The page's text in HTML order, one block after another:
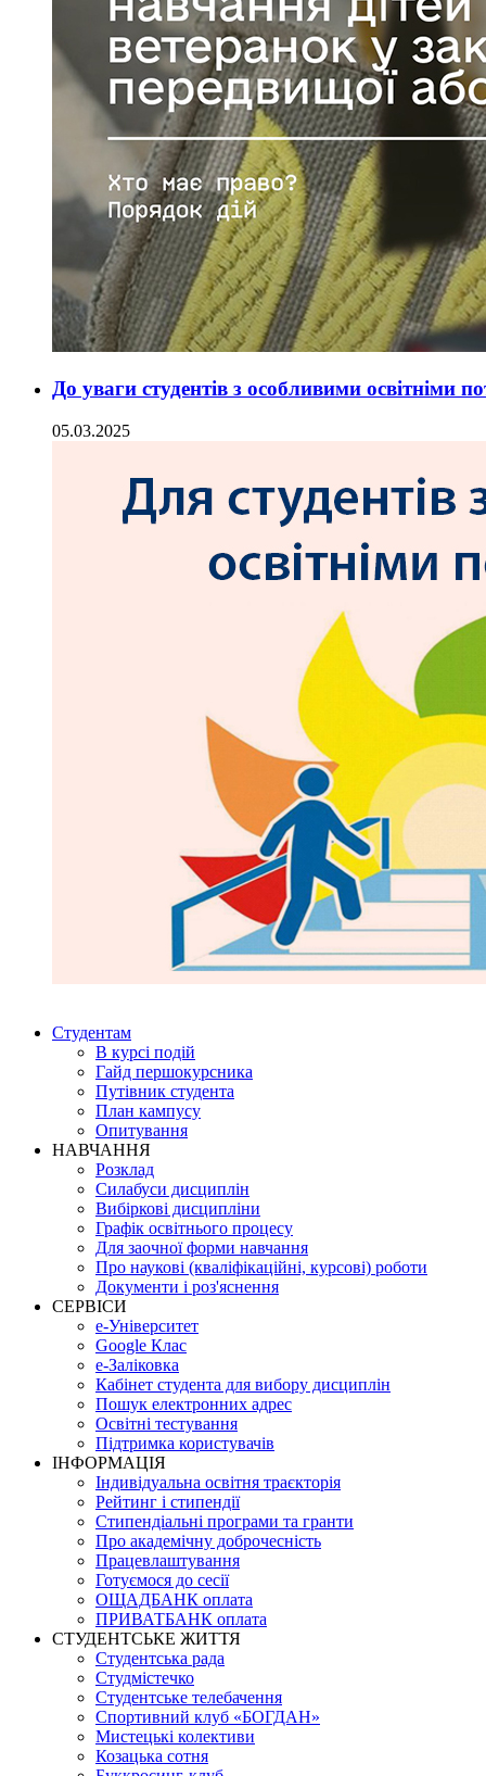
До уваги студентів з особливими освітніми
05.03.2025
Студентам
В курсі подій
Гайд першокурсника
Путівник студента
План кампусу
Опитування
НАВЧАННЯ
Розклад
Силабуси дисциплін
Вибіркові дисципліни
Графік освітнього процесу
Для заочної форми навчання
Про наукові (кваліфікаційні, курсові) роботи
Документи і роз'яснення
СЕРВІСИ
е-Університет
Google Клас
е-Заліковка
Кабінет студента для вибору дисциплін
Пошук електронних адрес
Освітні тестування
Підтримка користувачів
ІНФОРМАЦІЯ
Індивідуальна освітня траєкторія
Рейтинг і стипендії
Стипендіальні програми та гранти
Про академічну доброчесність
Працевлаштування
Готуємося до сесії
ОЩАДБАНК оплата
ПРИВАТБАНК оплата
СТУДЕНТСЬКЕ ЖИТТЯ
Студентська рада
Студмістечко
Студентське телебачення
Спортивний клуб «БОГДАН»
Мистецькі колективи
Козацька сотня